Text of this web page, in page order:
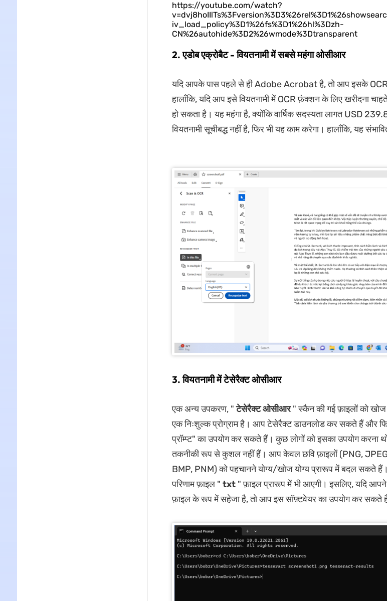
https://youtube.com/watch?
iv_load_policy%3D1%26fs%3D1%26hl%3Dzh-
CN%26autohide%3D2%26wmode%3Dtransparent
2. एडोब एक्रोबैट - वियतनामी में सबसे महंगा ओसीआर
यदि आपके पास पहले से ही Adobe Acrobat है, तो आप इसके
हालाँकि, यदि आप इसे वियतनामी में OCR फ़ंक्शन के लिए खरीदना
हो सकता है। यह महंगा है, क्योंकि वार्षिक सदस्यता लागत USD
वियतनामी सूचीबद्ध नहीं है, फिर भी यह काम करेगा। हालाँकि, यह
3. वियतनामी में टेसेरैक्ट ओसीआर
एक अन्य उपकरण, "टेसेरैक्ट ओसीआर" स्कैन की गई फ़ाइलों को खोज
एक निःशुल्क प्रोग्राम है। आप टेसेरैक्ट डाउनलोड कर सकते हैं और
प्रॉम्प्ट" का उपयोग कर सकते हैं। कुछ लोगों को इसका उपयोग करना
तकनीकी रूप से कुशल नहीं हैं। आप केवल छवि फ़ाइलों (PNG,
BMP, PNM) को पहचानने योग्य/खोज योग्य प्रारूप में बदल सकते
परिणाम फ़ाइल " txt" फ़ाइल प्रारूप में भी आएगी। इसलिए, यदि
फ़ाइल के रूप में सहेजा है, तो आप इस सॉफ़्टवेयर का उपयोग कर सकते